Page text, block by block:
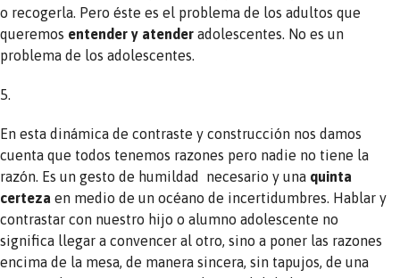
o recogerla. Pero éste es el problema de los adultos que
queremos entender y atender adolescentes. No es un
problema de los adolescentes.
5.
En esta dinámica de contraste y construcción nos damos
cuenta que todos tenemos razones pero nadie no tiene la
razón. Es un gesto de humildad necesario y una quinta
certeza en medio de un océano de incertidumbres. Hablar y
contrastar con nuestro hijo o alumno adolescente no
significa llegar a convencer al otro, sino a poner las razones
encima de la mesa, de manera sincera, sin tapujos, de una